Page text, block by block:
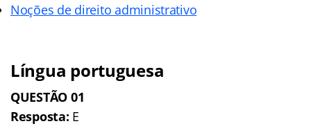
Noções de direito administrativo
Língua portuguesa
QUESTÃO 01
Resposta: E